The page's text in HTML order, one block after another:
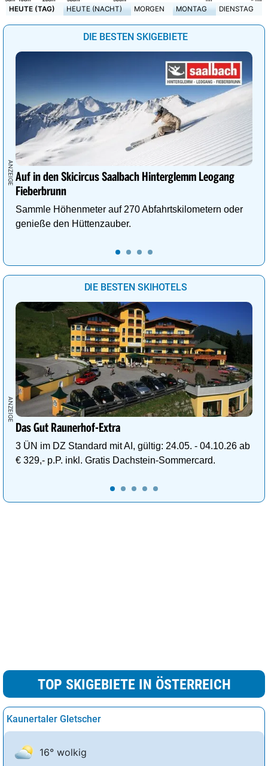
HEUTE (TAG) HEUTE (NACHT) MORGEN MONTAG DIENSTAG
DIE BESTEN SKIGEBIETE
Auf in den Skicircus Saalbach Hinterglemm Leogang
Fieberbrunn
Sammle Höhenmeter auf 270 Abfahrtskilometern oder
genieße den Hüttenzauber.
DIE BESTEN SKIHOTELS
Das Gut Raunerhof-Extra
3 ÜN im DZ Standard mit AI, gültig: 24.05. - 04.10.26 ab
€ 329,- p.P. inkl. Gratis Dachstein-Sommercard.
TOP SKIGEBIETE IN ÖSTERREICH
Kaunertaler Gletscher
16° wolkig